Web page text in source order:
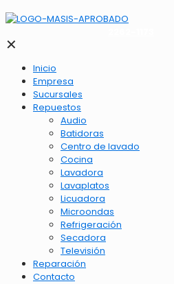
✕
Inicio
Empresa
Sucursales
Repuestos
Audio
Batidoras
Centro de lavado
Cocina
Lavadora
Lavaplatos
Licuadora
Microondas
Refrigeración
Secadora
Televisión
Reparación
Contacto